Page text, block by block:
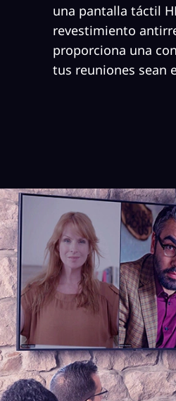
una pantalla táctil
revestimiento
proporciona una
tus reuniones sean